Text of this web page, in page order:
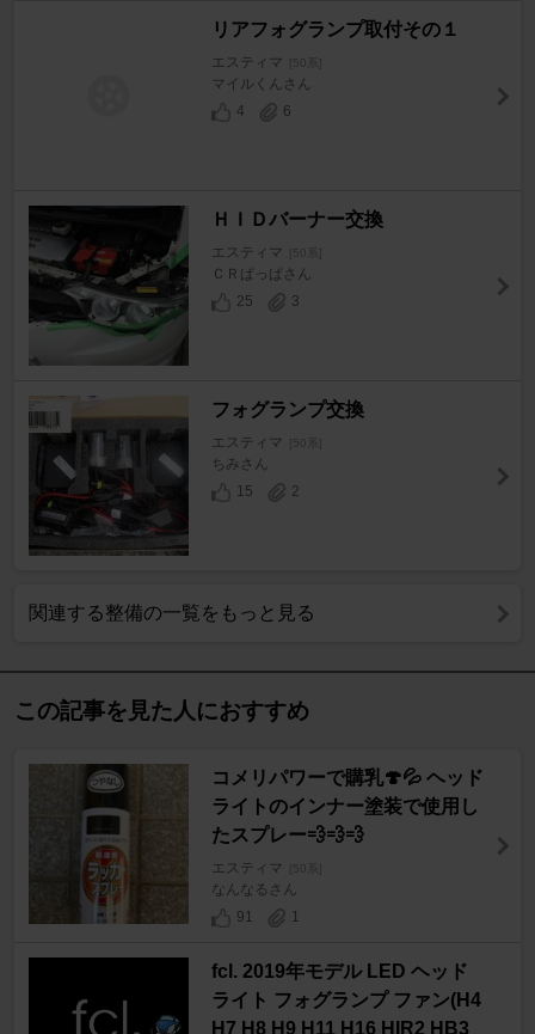
リアフォグランプ取付その１
エスティマ [50系]
マイルくんさん
4
6
ＨＩＤバーナー交換
エスティマ [50系]
ＣＲぱっぱさん
25
3
フォグランプ交換
エスティマ [50系]
ちみさん
15
2
関連する整備の一覧をもっと見る
この記事を見た人におすすめ
コメリパワーで購乳🍄💦 ヘッド
ライトのインナー塗装で使用し
たスプレー💨💨💨
エスティマ [50系]
なんなるさん
91
1
fcl. 2019年モデル LED ヘッド
ライト フォグランプ ファン(H4
H7 H8 H9 H11 H16 HIR2 HB3